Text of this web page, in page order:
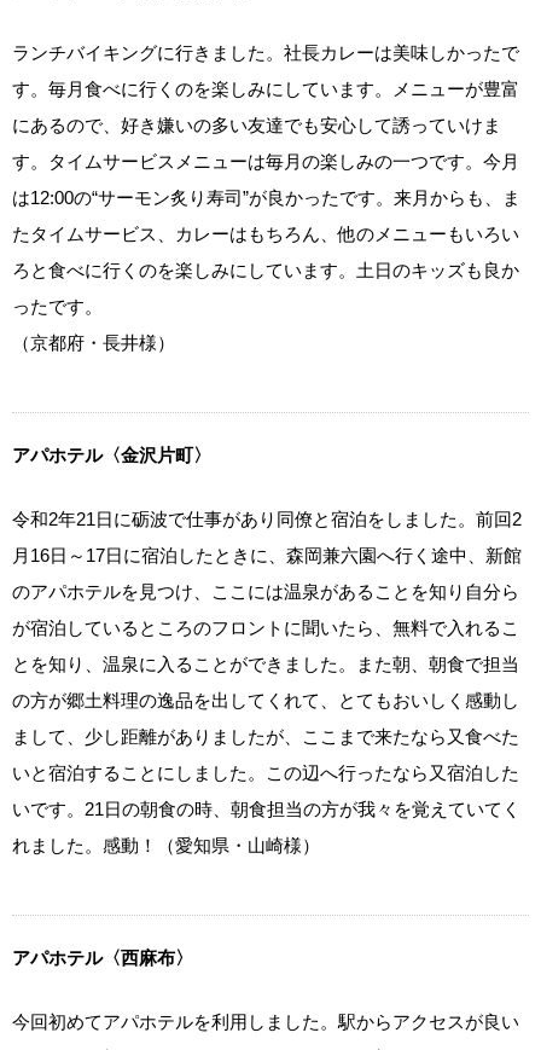
ランチバイキングに行きました。社長カレーは美味しかったで
す。毎月食べに行くのを楽しみにしています。メニューが豊富
にあるので、好き嫌いの多い友達でも安心して誘っていけま
す。タイムサービスメニューは毎月の楽しみの一つです。今月
は12:00の“サーモン炙り寿司”が良かったです。来月からも、ま
たタイムサービス、カレーはもちろん、他のメニューもいろい
ろと食べに行くのを楽しみにしています。土日のキッズも良か
ったです。
（京都府・長井様）
アパホテル〈金沢片町〉
令和2年21日に砺波で仕事があり同僚と宿泊をしました。前回2
月16日～17日に宿泊したときに、森岡兼六園へ行く途中、新館
のアパホテルを見つけ、ここには温泉があることを知り自分ら
が宿泊しているところのフロントに聞いたら、無料で入れるこ
とを知り、温泉に入ることができました。また朝、朝食で担当
の方が郷土料理の逸品を出してくれて、とてもおいしく感動し
まして、少し距離がありましたが、ここまで来たなら又食べた
いと宿泊することにしました。この辺へ行ったなら又宿泊した
いです。21日の朝食の時、朝食担当の方が我々を覚えていてく
れました。感動！（愛知県・山崎様）
アパホテル〈西麻布〉
今回初めてアパホテルを利用しました。駅からアクセスが良い